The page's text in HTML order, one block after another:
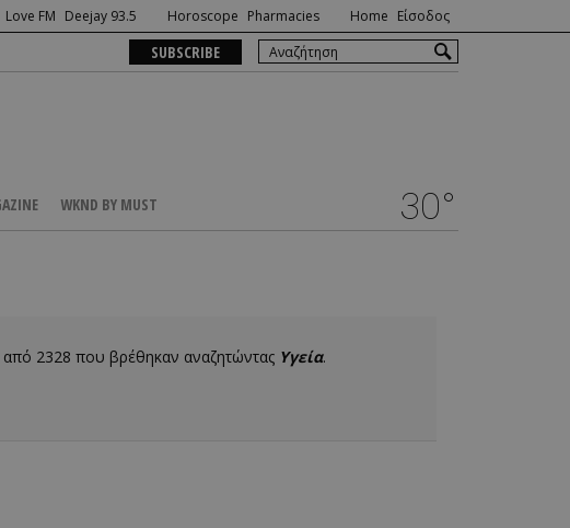
Love FM Deejay 93.5 Horoscope Pharmacies Home Είσοδος
SUBSCRIBE
WKND BY MUST 30°
2328 που βρέθηκαν αναζητώντας Υγεία.